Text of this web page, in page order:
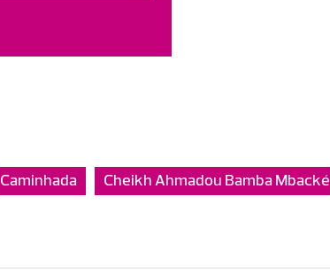
Caminhada
Cheikh Ahmadou Bamba Mbacké